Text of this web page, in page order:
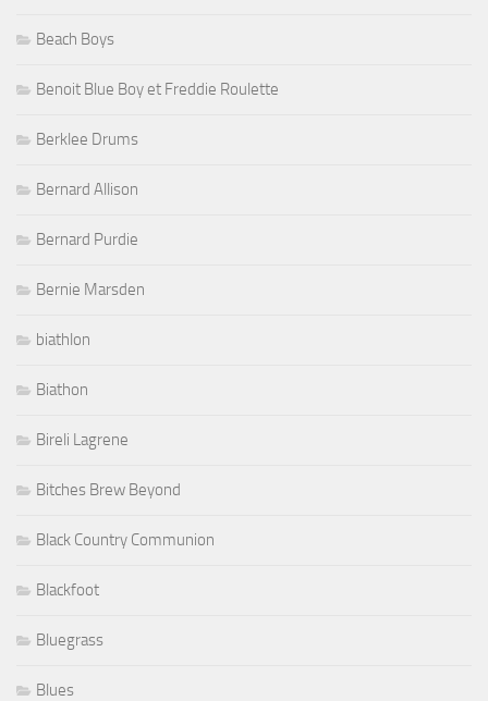
Beach Boys
Benoit Blue Boy et Freddie Roulette
Berklee Drums
Bernard Allison
Bernard Purdie
Bernie Marsden
biathlon
Biathon
Bireli Lagrene
Bitches Brew Beyond
Black Country Communion
Blackfoot
Bluegrass
Blues